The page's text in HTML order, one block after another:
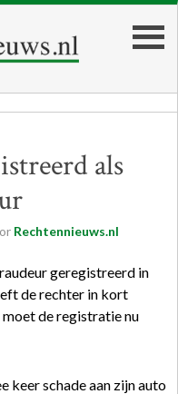
als
Rechtennieuws.nl
geregistreerd in
de rechter in kort
de registratie nu
keer schade aan zijn auto